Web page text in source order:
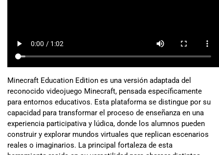
Minecraft Education Edition es una versión adaptada del
reconocido videojuego Minecraft, pensada específicamente
para entornos educativos. Esta plataforma se distingue por su
capacidad para transformar el proceso de enseñanza en una
experiencia participativa y lúdica, donde los alumnos pueden
construir y explorar mundos virtuales que replican escenarios
reales o imaginarios. La principal fortaleza de esta